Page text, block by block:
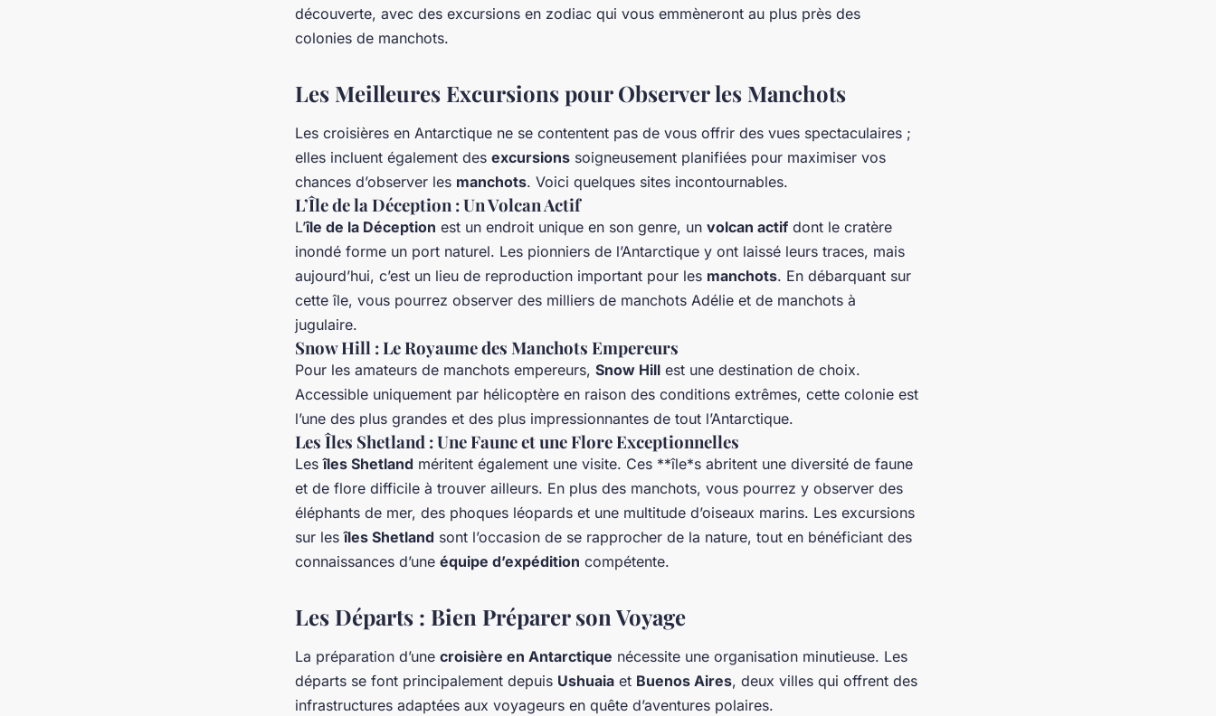
découverte, avec des excursions en zodiac qui vous emmèneront au plus près des
colonies de manchots.
Les Meilleures Excursions pour Observer les Manchots
Les croisières en Antarctique ne se contentent pas de vous offrir des vues spectaculaires ;
elles incluent également des excursions soigneusement planifiées pour maximiser vos
chances d’observer les manchots. Voici quelques sites incontournables.
L’Île de la Déception : Un Volcan Actif
L’île de la Déception est un endroit unique en son genre, un volcan actif dont le cratère
inondé forme un port naturel. Les pionniers de l’Antarctique y ont laissé leurs traces, mais
aujourd’hui, c’est un lieu de reproduction important pour les manchots. En débarquant sur
cette île, vous pourrez observer des milliers de manchots Adélie et de manchots à
jugulaire.
Snow Hill : Le Royaume des Manchots Empereurs
Pour les amateurs de manchots empereurs, Snow Hill est une destination de choix.
Accessible uniquement par hélicoptère en raison des conditions extrêmes, cette colonie est
l’une des plus grandes et des plus impressionnantes de tout l’Antarctique.
Les Îles Shetland : Une Faune et une Flore Exceptionnelles
Lesîles Shetland méritent également une visite. Ces **île*s abritent une diversité de faune
et de flore difficile à trouver ailleurs. En plus des manchots, vous pourrez y observer des
éléphants de mer, des phoques léopards et une multitude d’oiseaux marins. Les excursions
sur lesîles Shetland sont l’occasion de se rapprocher de la nature, tout en bénéficiant des
connaissances d’une équipe d’expédition compétente.
Les Départs : Bien Préparer son Voyage
La préparation d’une croisière en Antarctique nécessite une organisation minutieuse. Les
départs se font principalement depuis Ushuaia et Buenos Aires, deux villes qui offrent des
infrastructures adaptées aux voyageurs en quête d’aventures polaires.